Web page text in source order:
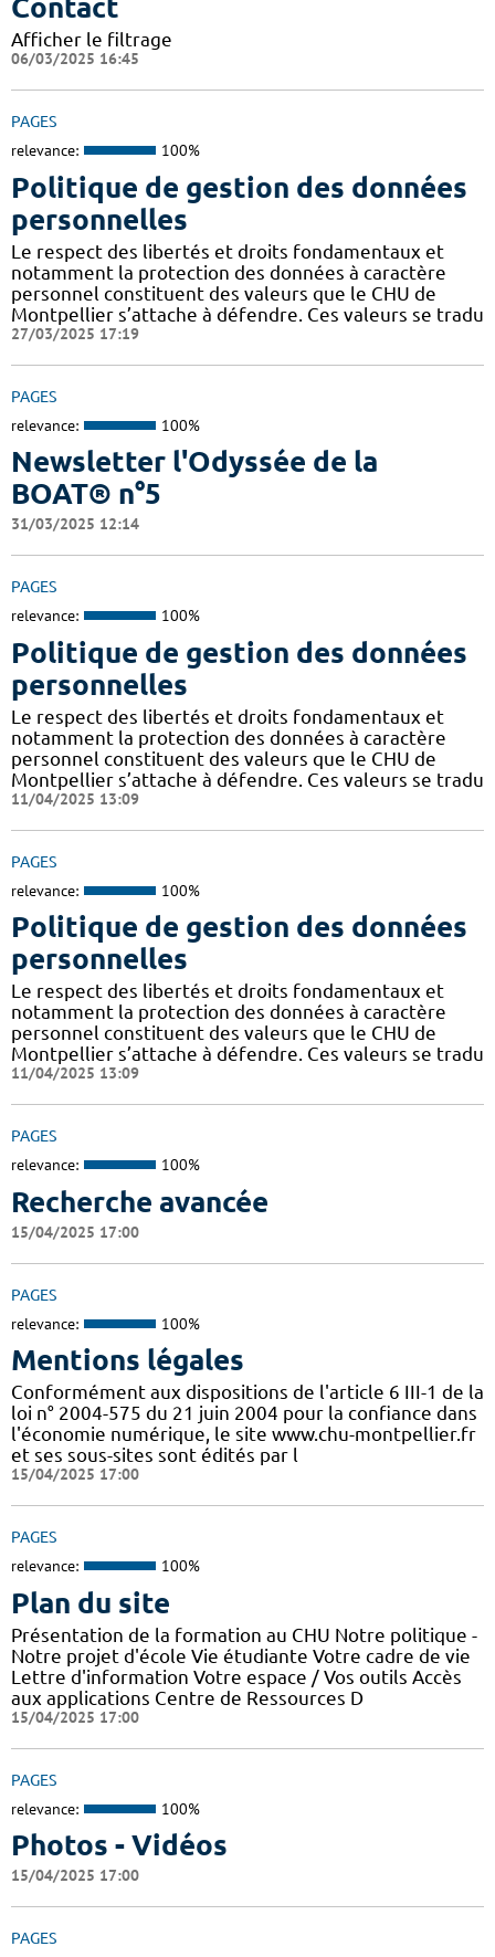
Contact
Afficher le filtrage
06/03/2025 16:45
PAGES
relevance: 100%
Politique de gestion des données
personnelles
Le respect des libertés et droits fondamentaux et
notamment la protection des données à caractère
personnel constituent des valeurs que le CHU de
Montpellier s’attache à défendre. Ces valeurs se tradu
27/03/2025 17:19
PAGES
relevance: 100%
Newsletter l'Odyssée de la
BOAT® n°5
31/03/2025 12:14
PAGES
relevance: 100%
Politique de gestion des données
personnelles
Le respect des libertés et droits fondamentaux et
notamment la protection des données à caractère
personnel constituent des valeurs que le CHU de
Montpellier s’attache à défendre. Ces valeurs se tradu
11/04/2025 13:09
PAGES
relevance: 100%
Politique de gestion des données
personnelles
Le respect des libertés et droits fondamentaux et
notamment la protection des données à caractère
personnel constituent des valeurs que le CHU de
Montpellier s’attache à défendre. Ces valeurs se tradu
11/04/2025 13:09
PAGES
relevance: 100%
Recherche avancée
15/04/2025 17:00
PAGES
relevance: 100%
Mentions légales
Conformément aux dispositions de l'article 6 III-1 de la
loi n° 2004-575 du 21 juin 2004 pour la confiance dans
l'économie numérique, le site www.chu-montpellier.fr
et ses sous-sites sont édités par l
15/04/2025 17:00
PAGES
relevance: 100%
Plan du site
Présentation de la formation au CHU Notre politique -
Notre projet d'école Vie étudiante Votre cadre de vie
Lettre d'information Votre espace / Vos outils Accès
aux applications Centre de Ressources D
15/04/2025 17:00
PAGES
relevance: 100%
Photos - Vidéos
15/04/2025 17:00
PAGES